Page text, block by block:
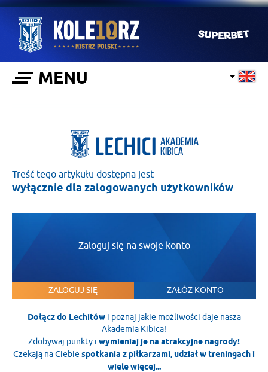
MENU
Treść tego artykułu dostępna jest
wyłącznie dla zalogowanych użytkowników
Zaloguj się na swoje konto
ZALOGUJ SIĘ ZAŁÓŻ KONTO
Dołącz do Lechitówi poznaj jakie możliwości daje nasza
Akademia Kibica!
Zdobywaj punkty i wymieniaj je na atrakcyjne nagrody!
Czekają na Ciebie spotkania z piłkarzami, udział w treningach i
wiele więcej...